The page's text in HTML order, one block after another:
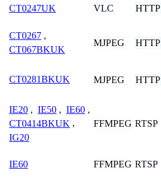
CT0247UK VLC HTTP
CT0267 ,
CT067BKUK
MJPEG HTTP
CT0281BKUK MJPEG HTTP
IE20 , IE50 , IE60 ,
CT0414BKUK ,
IG20
FFMPEG RTSP
IE60 FFMPEG RTSP